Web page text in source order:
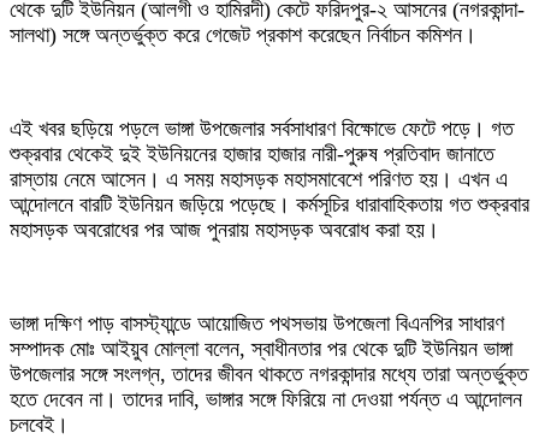
থেকে দুটি ইউনিয়ন (আলগী ও হামিরদী) কেটে ফরিদপুর-২ আসনের (নগরকান্দা-
সালথা) সঙ্গে অন্তর্ভুক্ত করে গেজেট প্রকাশ করেছেন নির্বাচন কমিশন।
এই খবর ছড়িয়ে পড়লে ভাঙ্গা উপজেলার সর্বসাধারণ বিক্ষোভে ফেটে পড়ে। গত
শুক্রবার থেকেই দুই ইউনিয়নের হাজার হাজার নারী-পুরুষ প্রতিবাদ জানাতে
রাস্তায় নেমে আসেন। এ সময় মহাসড়ক মহাসমাবেশে পরিণত হয়। এখন এ
আন্দোলনে বারটি ইউনিয়ন জড়িয়ে পড়েছে। কর্মসূচির ধারাবাহিকতায় গত শুক্রবার
মহাসড়ক অবরোধের পর আজ পুনরায় মহাসড়ক অবরোধ করা হয়।
ভাঙ্গা দক্ষিণ পাড় বাসস্ট্যান্ডে আয়োজিত পথসভায় উপজেলা বিএনপির সাধারণ
সম্পাদক মোঃ আইয়ুব মোল্লা বলেন, স্বাধীনতার পর থেকে দুটি ইউনিয়ন ভাঙ্গা
উপজেলার সঙ্গে সংলগ্ন, তাদের জীবন থাকতে নগরকান্দার মধ্যে তারা অন্তর্ভুক্ত
হতে দেবেন না। তাদের দাবি, ভাঙ্গার সঙ্গে ফিরিয়ে না দেওয়া পর্যন্ত এ আন্দোলন
চলবেই।